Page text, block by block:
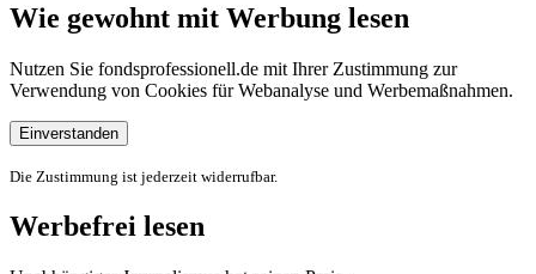
Wie gewohnt mit Werbung lesen
Nutzen Sie fondsprofessionell.de mit Ihrer Zustimmung zur
Verwendung von Cookies für Webanalyse und Werbemaßnahmen.
Einverstanden
Die Zustimmung ist jederzeit widerrufbar.
Werbefrei lesen